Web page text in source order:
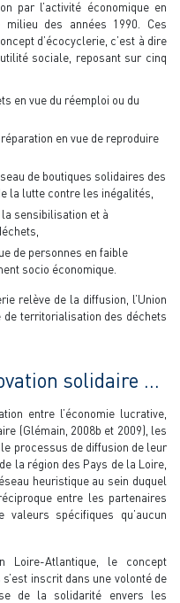
par l’activité économique en
des années 1990. Ces
d’écocyclerie, c’est à dire
sociale, reposant sur cinq
en vue du réemploi ou du
en vue de reproduire
de boutiques solidaires des
la lutte contre les inégalités,
la sensibilisation et à
de personnes en faible
socio économique.
relève de la diffusion, l’Union
territorialisation des déchets
solidaire …
entre l’économie lucrative,
(Glémain, 2008b et 2009), les
processus de diffusion de leur
la région des Pays de la Loire,
heuristique au sein duquel
entre les partenaires
spécifiques qu’aucun
Atlantique, le concept
inscrit dans une volonté de
de la solidarité envers les